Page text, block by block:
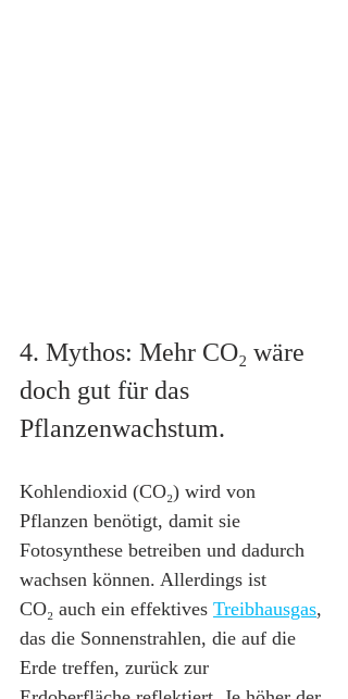
4. Mythos: Mehr CO₂ wäre
doch gut für das
Pflanzenwachstum.
Kohlendioxid (CO₂) wird von
Pflanzen benötigt, damit sie
Fotosynthese betreiben und dadurch
wachsen können. Allerdings ist
CO₂ auch ein effektives Treibhausgas,
das die Sonnenstrahlen, die auf die
Erde treffen, zurück zur